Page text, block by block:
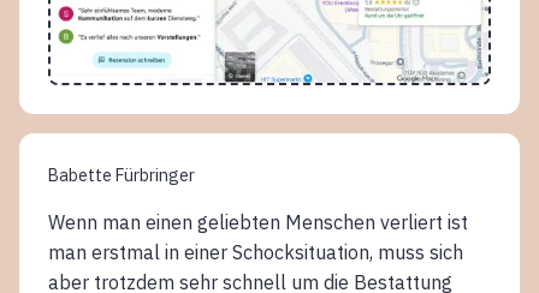
Babette Fürbringer
Wenn man einen geliebten Menschen verliert ist
man erstmal in einer Schocksituation, muss sich
aber trotzdem sehr schnell um die Bestattung